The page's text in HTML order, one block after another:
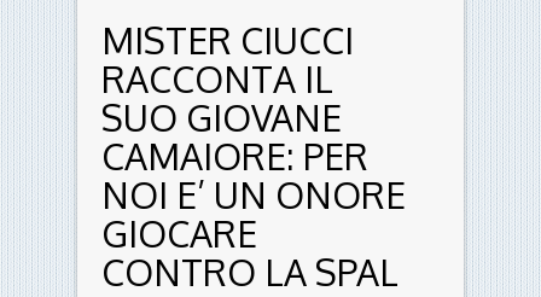
MISTER CIUCCI
RACCONTA IL
SUO GIOVANE
CAMAIORE: PER
NOI E’ UN ONORE
GIOCARE
CONTRO LA SPAL